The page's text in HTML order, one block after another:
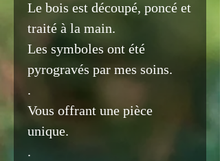
Le bois est découpé, poncé et
traité à la main.
Les symboles ont été
pyrogravés par mes soins.
.
Vous offrant une pièce
unique.
.